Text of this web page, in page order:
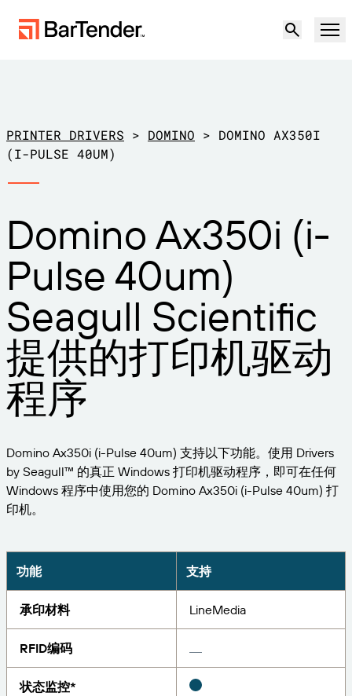
标签、标记和编码
标签功能
创建
管理
打印
资产追踪能力
计数
查找
报告
解决方案
制造
仓储
零售
运输与物流
按行业应用
航空航天
化工
食品和饮料
医疗器械
制药
按解决方案分类
供应商标签管理
下载打印机驱动程序
维护与支持协议
专业服务
学习
成功案例
网络研讨会
生命周期计划
研究与报告
合作伙伴
扩展您的业务。助力客户实现更大成效。与
BarTender 携手合作。
合作伙伴目录
已是 BarTender 合作伙伴？了解如何登录合作伙伴入
支持
支持中心
在 BarTender 知识库中获取帮助和常见问题解答以及
关于操作方法的文章。
联系支持人员
提交支持请求，获取所有当前支持的 BarTender 产品
免费试用 联系销售人员
Chinese (Simplified, China)
用户入口网站
合作伙伴入口网站
BarTender Cloud
Seagull Software
PRINTER DRIVERS > DOMINO > DOMINO AX350I
(I-PULSE 40UM)
Domino Ax350i (i-
Pulse 40um)
Seagull Scientific
提供的打印机驱动
程序
Domino Ax350i (i-Pulse 40um) 支持以下功能。使用 Drivers
by Seagull™ 的真正 Windows 打印机驱动程序，即可在任何
Windows 程序中使用您的 Domino Ax350i (i-Pulse 40um) 打
印机。
功能 支持
承印材料 LineMedia
RFID编码
状态监控*